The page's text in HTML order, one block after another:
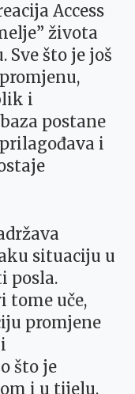
Access
života
što je još
i
postane
i
situaciju u
posla.
tome uče,
promjene
što je
i u tijelu,